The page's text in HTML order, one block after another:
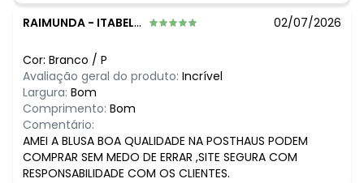
RAIMUNDA - ITABELA - BA 02/07/2026
Cor: Branco / P
Avaliação geral do produto: Incrível
Largura: Bom
Comprimento: Bom
Comentário:
AMEI A BLUSA BOA QUALIDADE NA POSTHAUS PODEM
COMPRAR SEM MEDO DE ERRAR ,SITE SEGURA COM
RESPONSABILIDADE COM OS CLIENTES.